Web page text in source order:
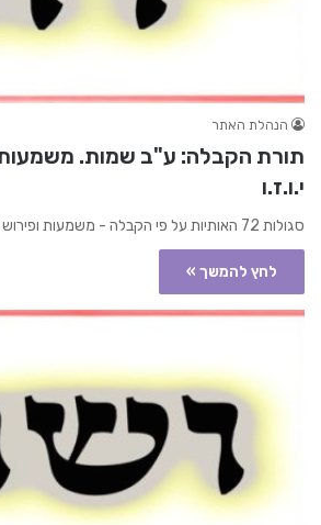
הנהלת האתר
תורת הקבלה: ע"ב שמות. משמעות
י.ו.ז.ו
סגולות 72 האותיות על פי הקבלה - משמעות ופירוש צרוף האותיות: י.ו.ז.ו.
לחץ להמשך »